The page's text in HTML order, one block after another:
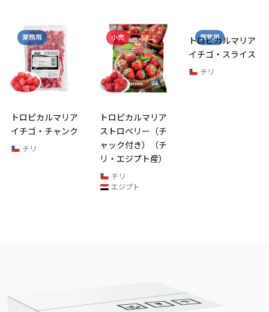
業務用
トロピカルマリア
イチゴ・チャンク
チリ
小売
トロピカルマリア
ストロベリー（チ
ャック付き）（チ
リ・エジプト産）
チリ
エジプト
業務用